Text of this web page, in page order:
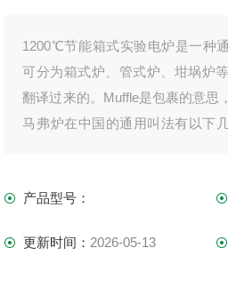
1200℃节能箱式实验电炉是一种
可分为箱式炉、管式炉、坩埚炉
翻译过来的。Muffle是包裹的意思
马弗炉在中国的通用叫法有以下
产品型号：
更新时间： 2026-05-13